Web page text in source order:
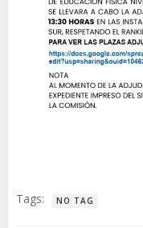
Tags: NO TAG